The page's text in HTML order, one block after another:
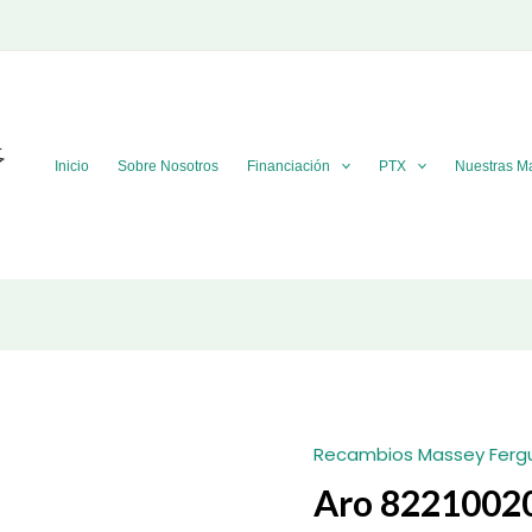
Inicio Sobre Nosotros Financiación PTX Nuestras
Recambios Massey
Aro